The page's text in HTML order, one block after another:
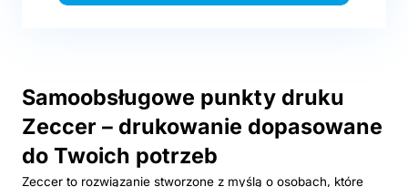
Samoobsługowe punkty druku
Zeccer – drukowanie dopasowane
do Twoich potrzeb
Zeccer to rozwiązanie stworzone z myślą o osobach, które